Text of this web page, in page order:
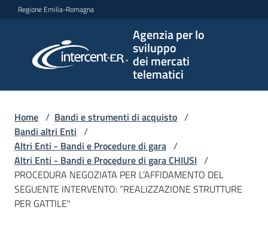
Vai al contenuto
Vai alla navigazione
Vai al footer
Regione Emilia-Romagna
Agenzia per lo
sviluppo
dei mercati
telematici
per lo
sviluppo
telematici
L'Agenzia
Home / Bandi e strumenti di acquisto /
Bandi altri Enti /
Altri Enti - Bandi e Procedure di gara /
Altri Enti - Bandi e Procedure di gara CHIUSI /
PROCEDURA NEGOZIATA PER L’AFFIDAMENTO DEL
SEGUENTE INTERVENTO: “REALIZZAZIONE STRUTTURE
PER GATTILE"